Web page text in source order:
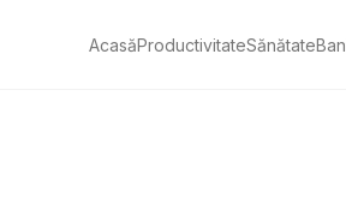
AcasăProductivitateSănătate